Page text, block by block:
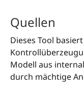
Quellen
Dieses Tool
Modell aus
durch mächtige